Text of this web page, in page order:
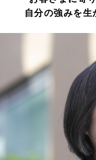
自分の強みを生